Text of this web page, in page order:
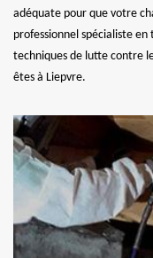
adéquate pour que votre
professionnel spécialiste
techniques de lutte contre
êtes à Liepvre.